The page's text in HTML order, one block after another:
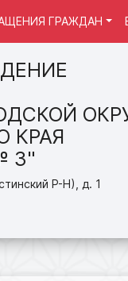
КРАЯ
3"
Р-Н), д. 1
ГРАЖДАН